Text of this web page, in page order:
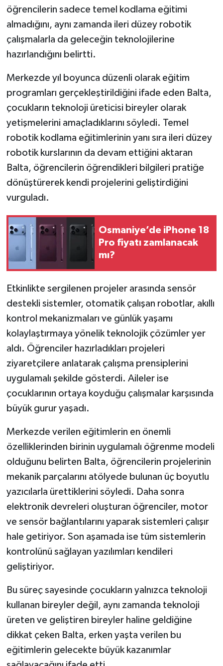
öğrencilerin sadece temel kodlama eğitimi
almadığını, aynı zamanda ileri düzey robotik
çalışmalarla da geleceğin teknolojilerine
hazırlandığını belirtti.
Merkezde yıl boyunca düzenli olarak eğitim
programları gerçekleştirildiğini ifade eden Balta,
çocukların teknoloji üreticisi bireyler olarak
yetişmelerini amaçladıklarını söyledi. Temel
robotik kodlama eğitimlerinin yanı sıra ileri düzey
robotik kurslarının da devam ettiğini aktaran
Balta, öğrencilerin öğrendikleri bilgileri pratiğe
dönüştürerek kendi projelerini geliştirdiğini
vurguladı.
Osmaniye’de iPhone 18
Pro fiyatı zamlanacak
mı?
Etkinlikte sergilenen projeler arasında sensör
destekli sistemler, otomatik çalışan robotlar, akıllı
kontrol mekanizmaları ve günlük yaşamı
kolaylaştırmaya yönelik teknolojik çözümler yer
aldı. Öğrenciler hazırladıkları projeleri
ziyaretçilere anlatarak çalışma prensiplerini
uygulamalı şekilde gösterdi. Aileler ise
çocuklarının ortaya koyduğu çalışmalar karşısında
büyük gurur yaşadı.
Merkezde verilen eğitimlerin en önemli
özelliklerinden birinin uygulamalı öğrenme modeli
olduğunu belirten Balta, öğrencilerin projelerinin
mekanik parçalarını atölyede bulunan üç boyutlu
yazıcılarla ürettiklerini söyledi. Daha sonra
elektronik devreleri oluşturan öğrenciler, motor
ve sensör bağlantılarını yaparak sistemleri çalışır
hale getiriyor. Son aşamada ise tüm sistemlerin
kontrolünü sağlayan yazılımları kendileri
geliştiriyor.
Bu süreç sayesinde çocukların yalnızca teknoloji
kullanan bireyler değil, aynı zamanda teknoloji
üreten ve geliştiren bireyler haline geldiğine
dikkat çeken Balta, erken yaşta verilen bu
eğitimlerin gelecekte büyük kazanımlar